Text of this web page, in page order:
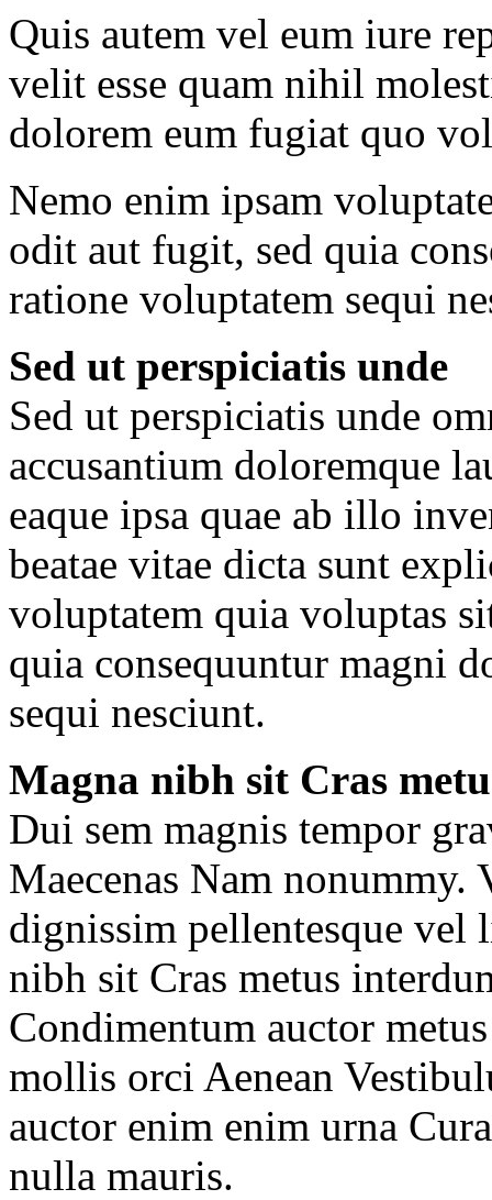
Quis autem vel eum iure
velit esse quam nihil
dolorem eum fugiat quo
Nemo enim ipsam
odit aut fugit, sed quia
ratione voluptatem sequi
Sed ut perspiciatis unde
Sed ut perspiciatis unde
accusantium doloremque
eaque ipsa quae ab illo
beatae vitae dicta sunt
voluptatem quia voluptas
quia consequuntur magni
sequi nesciunt.
Magna nibh sit Cras
Dui sem magnis tempor
Maecenas Nam
dignissim pellentesque vel
nibh sit Cras metus
Condimentum auctor
mollis orci Aenean
auctor enim enim urna
nulla mauris.